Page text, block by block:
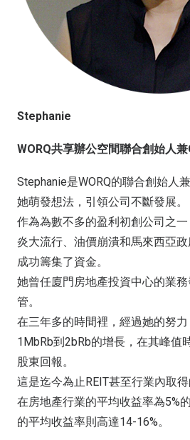
Stephanie
WORQ共享辦公空間聯合創始人兼
Stephanie是WORQ的聯合創始人
她萌發想法，引領公司不斷發展。
作為為數不多的盈利初創公司之
炎大流行、油價崩潰和馬來西亞政
成功籌集了資金。
她曾任廈門房地產投資中心的業
管。
在三年多的時間裡，經過她的努力
1MbRb到2bRb的增長，在其峰值
股東回報。
這是迄今為止REIT甚至行業內取得
在房地產行業的平均收益率為5%
的平均收益率則高達14-16%。